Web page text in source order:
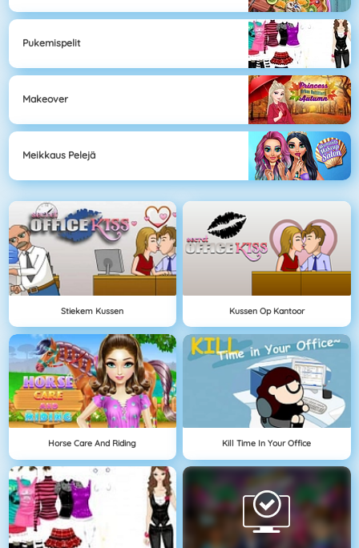
Pukemispelit
Makeover
Meikkaus Pelejä
Stiekem Kussen Kussen Op Kantoor
Horse Care And Riding Kill Time In Your Office